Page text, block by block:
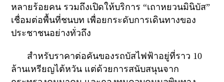
หลายร้อยคน รวมถึงเปิดให้บริการ “เถาหยวนมินิบัส”
เชื่อมต่อพื้นที่ชนบท เพื่อยกระดับการเดินทางของ
ประชาชนอย่างทั่วถึง
สำหรับราคาต่อคันของรถบัสไฟฟ้าอยู่ที่ราว 10
ล้านเหรียญไต้หวัน แต่ด้วยการสนับสนุนจาก